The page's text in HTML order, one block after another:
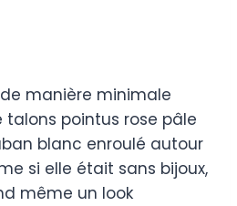
manière minimale
pointus rose pâle
blanc enroulé autour
si elle était sans bijoux,
même un look